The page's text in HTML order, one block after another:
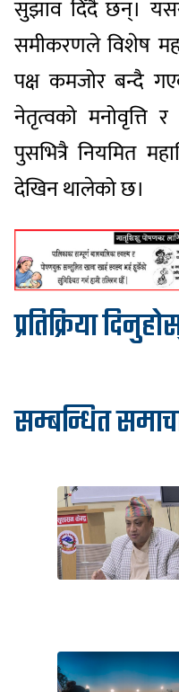
सुझाव दिँदै छन्।
समीकरणले विशेष
पक्ष कमजोर बन्दै
नेतृत्वको मनोवृत्ति
पुसभित्रै नियमित
देखिन थालेको छ।
प्रतिक्रिया
सम्बन्धित